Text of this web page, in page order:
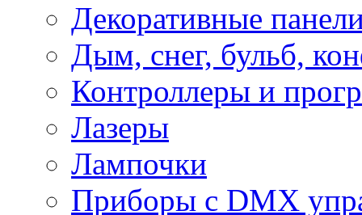
Декоративные
Дым, снег, бульб,
Контроллеры и
Лазеры
Лампочки
Приборы с DMX